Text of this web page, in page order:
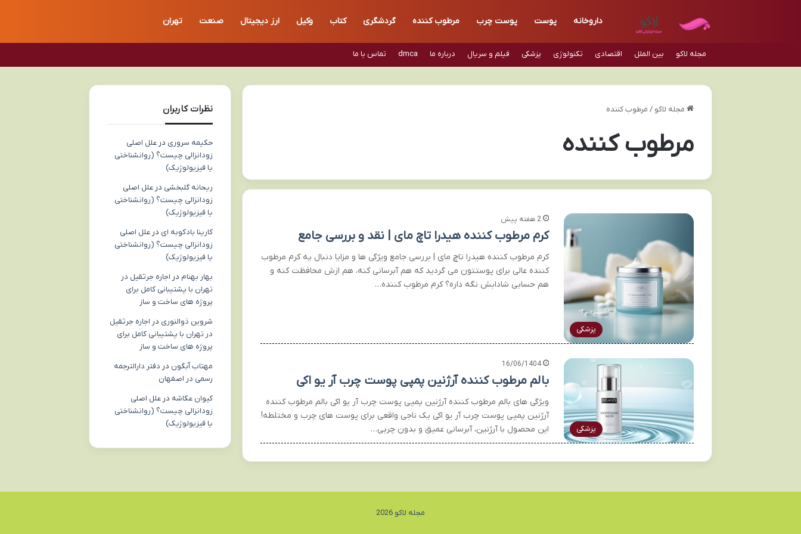
داروخانه پوست پوست چرب مرطوب کننده گردشگری کتاب وکیل ارز دیجیتال صنعت تهران
مجله لاکو بین الملل اقتصادی تکنولوژی پزشکی فیلم و سریال درباره ما dmca تماس با ما
مجله لاکو / مرطوب کننده
مرطوب کننده
پزشکی
2 هفته پیش
کرم مرطوب کننده هیدرا تاچ مای | نقد و بررسی جامع
کرم مرطوب کننده هیدرا تاچ مای | بررسی جامع ویژگی ها و مزایا دنبال یه کرم مرطوب
کننده عالی برای پوستتون می گردید که هم آبرسانی کنه، هم ازش محافظت کنه و
هم حسابی شادابش نگه داره؟ کرم مرطوب کننده…
پزشکی
16/06/1404
بالم مرطوب کننده آرژنین پمپی پوست چرب آر یو اکی
ویژگی های بالم مرطوب کننده آرژنین پمپی پوست چرب آر یو اکی بالم مرطوب کننده
آرژنین پمپی پوست چرب آر یو اکی یک ناجی واقعی برای پوست های چرب و مختلطه!
این محصول با آرژنین، آبرسانی عمیق و بدون چربی…
نظرات کاربران
حکیمه سروری در علل اصلی
زودانزالی چیست؟ (روانشناختی
یا فیزیولوژیک)
ریحانه گلبخشی در علل اصلی
زودانزالی چیست؟ (روانشناختی
یا فیزیولوژیک)
کارینا بادکوبه ای در علل اصلی
زودانزالی چیست؟ (روانشناختی
یا فیزیولوژیک)
بهار بهنام در اجاره جرثقیل در
تهران با پشتیبانی کامل برای
پروژه های ساخت و ساز
شروین ذوالنوری در اجاره جرثقیل
در تهران با پشتیبانی کامل برای
پروژه های ساخت و ساز
مهتاب آبگون در دفتر دارالترجمه
رسمی در اصفهان
کیوان عکاشه در علل اصلی
زودانزالی چیست؟ (روانشناختی
یا فیزیولوژیک)
مجله لاکو 2026